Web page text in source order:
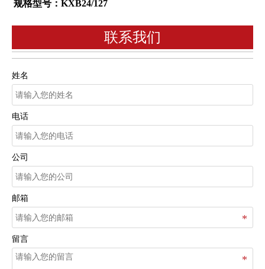
规格型号：KXB24/127
联系我们
姓名
电话
公司
邮箱
留言